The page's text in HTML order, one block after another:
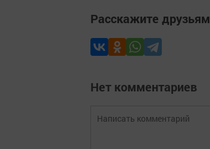
Расскажите друзьям
Нет комментариев